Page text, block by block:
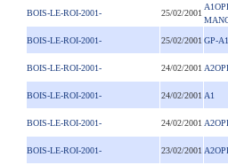
BOIS-LE-ROI-2001- 25/02/2001
BOIS-LE-ROI-2001- 25/02/2001 GP-A1
BOIS-LE-ROI-2001- 24/02/2001
BOIS-LE-ROI-2001- 24/02/2001 A1
BOIS-LE-ROI-2001- 24/02/2001
BOIS-LE-ROI-2001- 23/02/2001